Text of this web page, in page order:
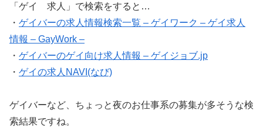
「ゲイ 求人」で検索をすると…
・ ゲイバーの求人情報検索一覧 – ゲイワーク – ゲイ求人
情報 – GayWork –
・ ゲイバーのゲイ向け求人情報 – ゲイジョブ.jp
・ ゲイの求人NAVI(なび)
ゲイバーなど、ちょっと夜のお仕事系の募集が多そうな検
索結果ですね。